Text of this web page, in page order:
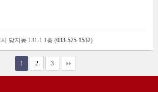
당저동 131-1 1층 (033-575-1532)
1 2 3